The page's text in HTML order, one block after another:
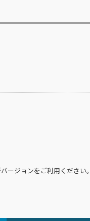
ージョンをご利用ください。